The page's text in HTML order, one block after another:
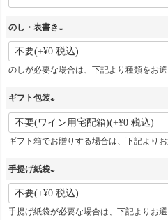
のし・表書き
(
必
のしが必要な場合は、下記より種類をお選
ギフト包装
(
必
)
ギフト箱でお贈りする場合は、下記よりお
手提げ紙袋
(
必
手提げ紙袋が必要な場合は、下記よりお選